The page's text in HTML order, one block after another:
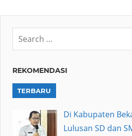
REKOMENDASI
TERBARU
Di Kabupaten
Lulusan SD dan